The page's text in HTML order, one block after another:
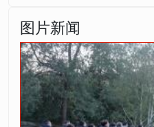
图片新闻